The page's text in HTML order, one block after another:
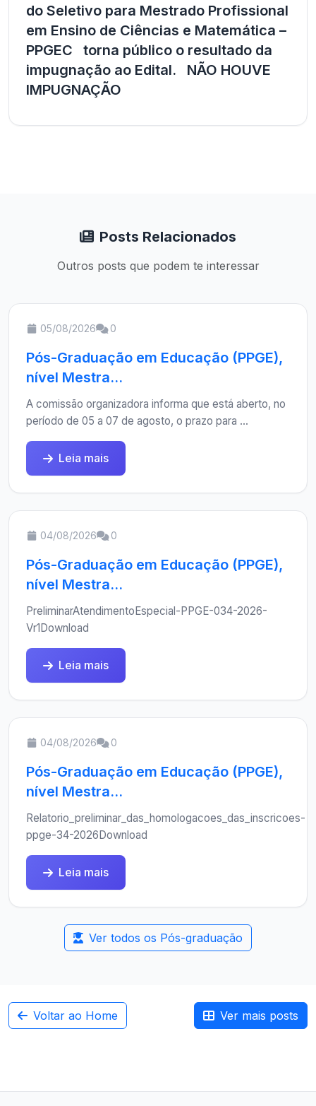
do Seletivo para Mestrado Profissional
em Ensino de Ciências e Matemática –
PPGEC
torna público o resultado da
impugnação ao Edital. NÃO HOUVE
IMPUGNAÇÃO
Posts Relacionados
Outros posts que podem te interessar
05/08/2026 0
Pós-Graduação em Educação (PPGE),
nível Mestra...
A comissão organizadora informa que está aberto, no
período de 05 a 07 de agosto, o prazo para ...
Leia mais
04/08/2026 0
Pós-Graduação em Educação (PPGE),
nível Mestra...
PreliminarAtendimentoEspecial-PPGE-034-2026-
Vr1Download
Leia mais
04/08/2026 0
Pós-Graduação em Educação (PPGE),
nível Mestra...
Relatorio_preliminar_das_homologacoes_das_inscricoes-
ppge-34-2026Download
Leia mais
Ver todos os Pós-graduação
Voltar ao Home Ver mais posts